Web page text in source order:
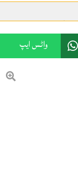
کی ہے
والے سربراہی اجلاس میں
کی ویڈیو وائرل، سخت کارروائی
واٹس ایپ